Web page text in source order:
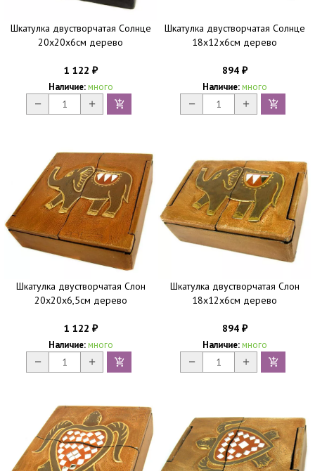
Шкатулка двустворчатая Солнце
20х20х6см дерево
1 122 ₽
Наличие: много
Шкатулка двустворчатая Солнце
18х12х6см дерево
894 ₽
Наличие: много
Шкатулка двустворчатая Слон
20х20х6,5см дерево
1 122 ₽
Наличие: много
Шкатулка двустворчатая Слон
18х12х6см дерево
894 ₽
Наличие: много